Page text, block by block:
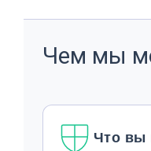
Чем мы
Что вы